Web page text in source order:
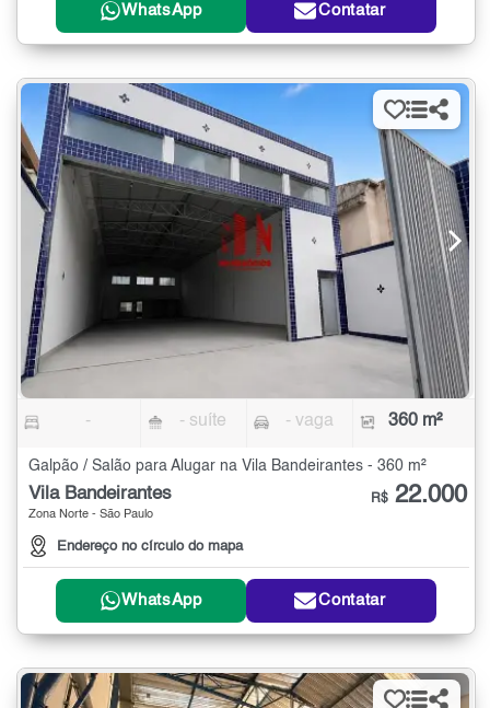
WhatsApp Contatar
- - suíte - vaga 360 m²
Galpão / Salão para Alugar na Vila Bandeirantes - 360 m²
Vila Bandeirantes
Zona Norte - São Paulo
Endereço no círculo do mapa
R$ 22.000
WhatsApp Contatar